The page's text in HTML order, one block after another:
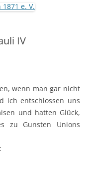
IV
wenn man gar nicht
ich entschlossen uns
und hatten Glück,
zu Gunsten Unions